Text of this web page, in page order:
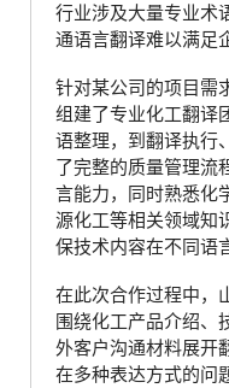
行业涉及大量专业术
通语言翻译难以满足
针对某公司的项目需
组建了专业化工翻译
语整理，到翻译执行
了完整的质量管理流
言能力，同时熟悉化
源化工等相关领域知
保技术内容在不同语
在此次合作过程中，
围绕化工产品介绍、
外客户沟通材料展开
在多种表达方式的问